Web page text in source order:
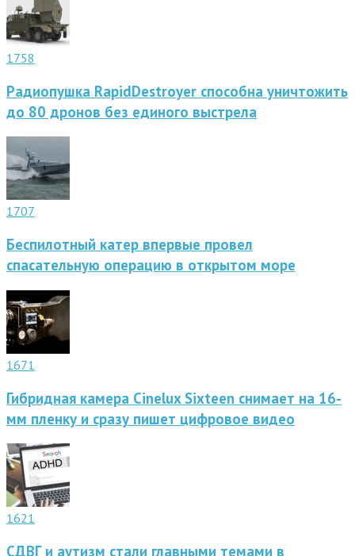
1758
Радиопушка RapidDestroyer способна уничтожить
до 80 дронов без единого выстрела
1707
Беспилотный катер впервые провел
спасательную операцию в открытом море
1671
Гибридная камера Cinelux Sixteen снимает на 16-
мм пленку и сразу пишет цифровое видео
1621
СДВГ и аутизм стали главными темами в